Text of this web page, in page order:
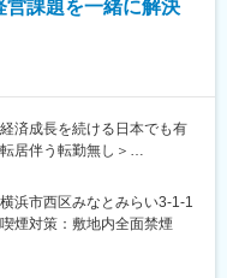
天グループ朝会）
天証券HD朝会）
ます。
されます。（みなし労働時
ることがあります。
としてサービスを開始しま
万口座超、預り資産残高は
お客様の立場に立った革新
方からアクティブトレーダ
課題を一緒に解決
済成長を続ける日本でも有
居伴う転勤無し＞
門部署において、案件の実
バック業務を主にご担当い
浜市西区みなとみらい3-1-1
煙対策：敷地内全面禁煙